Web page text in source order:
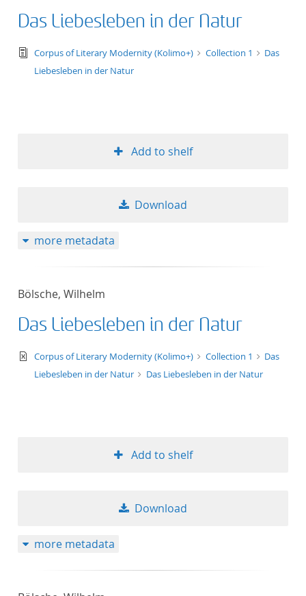
Das Liebesleben in der Natur
text/tg.edition+tg.aggregation+xml
Corpus of Literary Modernity (Kolimo+) Collection 1
Das
Liebesleben in der Natur
Add to shelf
Download
more metadata
Bölsche, Wilhelm
Das Liebesleben in der Natur
text/xml
Corpus of Literary Modernity (Kolimo+) Collection 1
Das
Liebesleben in der Natur
Das Liebesleben in der Natur
Add to shelf
Download
more metadata